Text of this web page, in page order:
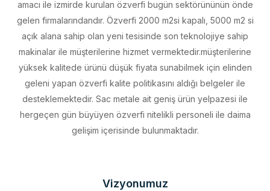
açık alana sahip olan yeni tesisinde son teknolojiye sahip
makinalar ile müşterilerine hizmet vermektedir.müşterilerine
yüksek kalitede ürünü düşük fiyata sunabilmek için elinden
geleni yapan özverfi kalite politikasını aldığı belgeler ile
desteklemektedir. Sac metale ait geniş ürün yelpazesi ile
hergeçen gün büyüyen özverfi nitelikli personeli ile daima
gelişim içerisinde bulunmaktadır.
Özverfi markası sektörüne liderlik eden hızlı,güvenilir ve